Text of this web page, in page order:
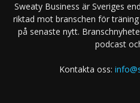
Sweaty Business är Sveriges
riktad mot branschen för
på senaste nytt.
podcast
Kontakta oss: